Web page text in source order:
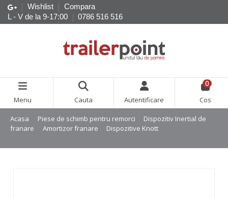
Wishlist
Compara
L - V de la 9-17:00
0786 516 516
Menu Cauta Autentificare
0
Cos
Acasa Piese de schimb pentru remorci
Dispozitiv Inertial de
franare
Amortizor franare Dispozitive Knott